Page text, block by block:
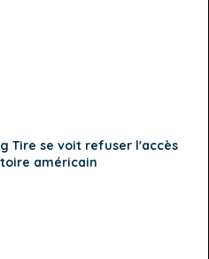
Tire se voit refuser l'accès
américain